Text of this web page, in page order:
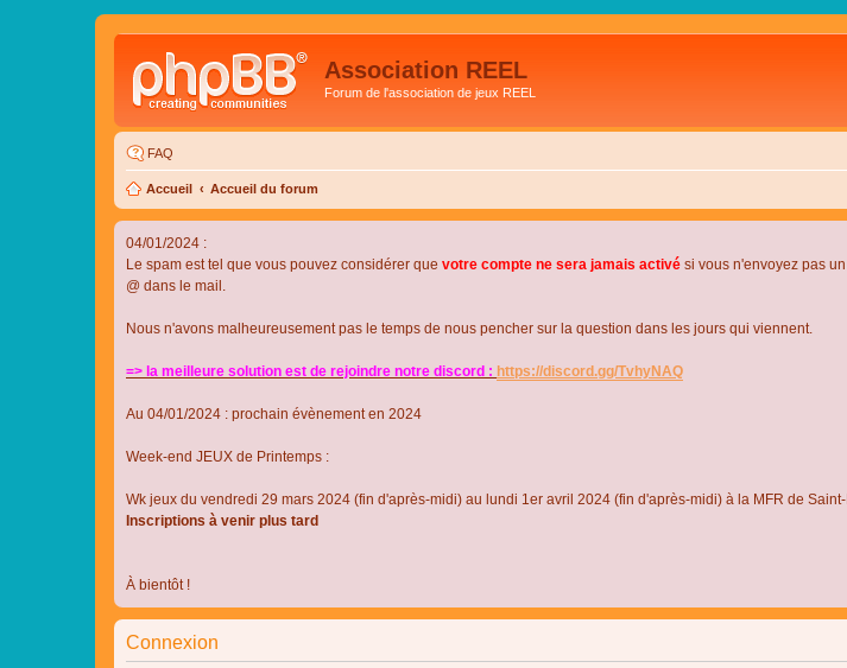
Association REEL
Forum de l'association de jeux REEL
FAQ
Accueil Accueil du forum
04/01/2024 :
Le spam est tel que vous pouvez considérer que votre compte ne sera jamais activé si vous n'envoyez pas
@ dans le mail.
Nous n'avons malheureusement pas le temps de nous pencher sur la question dans les jours qui viennent.
=> la meilleure solution est de rejoindre notre discord : https://discord.gg/TvhyNAQ
Au 04/01/2024 : prochain évènement en 2024
Week-end JEUX de Printemps :
Wk jeux du vendredi 29 mars 2024 (fin d'après-midi) au lundi 1er avril 2024 (fin d'après-midi) à la MFR de
Inscriptions à venir plus tard
À bientôt !
Connexion